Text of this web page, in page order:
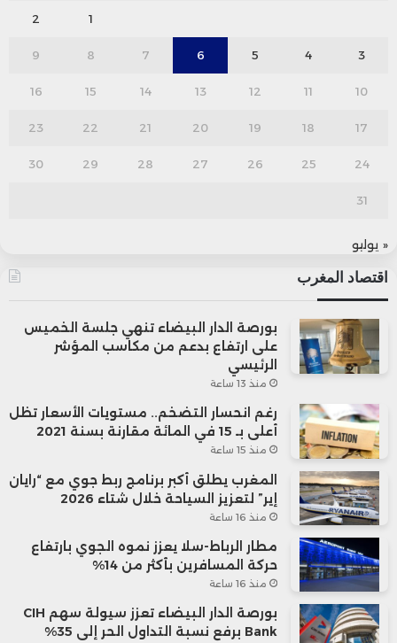
1
2
3
4
5
6
7
8
9
10
11
12
13
14
15
16
17
18
19
20
21
22
23
24
25
26
27
28
29
30
31
« يوليو
اقتصاد المغرب
بورصة الدار البيضاء تنهي جلسة الخميس
على ارتفاع بدعم من مكاسب المؤشر
الرئيسي
منذ 13 ساعة
رغم انحسار التضخم.. مستويات الأسعار تظل
أعلى بـ 15 في المائة مقارنة بسنة 2021
منذ 15 ساعة
المغرب يطلق أكبر برنامج ربط جوي مع “رايان
إير” لتعزيز السياحة خلال شتاء 2026
منذ 16 ساعة
مطار الرباط-سلا يعزز نموه الجوي بارتفاع
حركة المسافرين بأكثر من 14%
منذ 16 ساعة
بورصة الدار البيضاء تعزز سيولة سهم CIH
Bank برفع نسبة التداول الحر إلى 35%